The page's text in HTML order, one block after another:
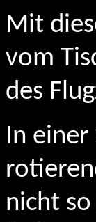
Mit
vom
des
In
nicht